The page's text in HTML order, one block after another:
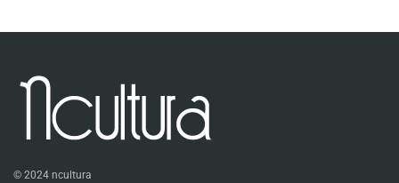
© 2024 ncultura